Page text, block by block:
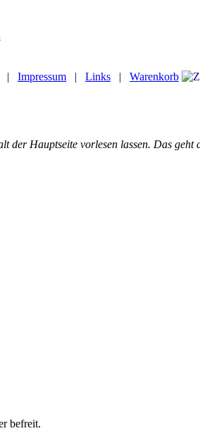
| Impressum | Links |
Warenkorb
der Hauptseite vorlesen lassen. Das
befreit.